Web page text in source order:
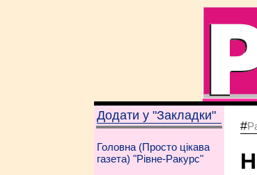
Додати у "Закладки"
Головна (Просто цікава
газета) "Рівне-Ракурс"
#